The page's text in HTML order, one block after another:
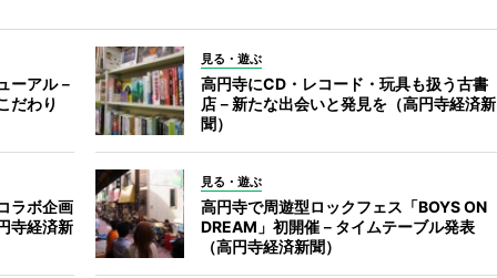
ーアル－
だわり
見る・遊ぶ
高円寺にCD・レコード・玩具も扱う古書
店－新たな出会いと発見を（高円寺経済新
聞）
ラボ企画
寺経済新
見る・遊ぶ
高円寺で周遊型ロックフェス「BOYS ON
DREAM」初開催－タイムテーブル発表
（高円寺経済新聞）